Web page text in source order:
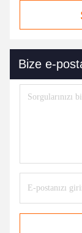
Bize e-